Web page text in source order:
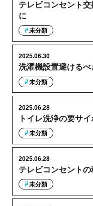
テレビコンセント
に
未分類
洗濯機設置避ける
2025.06.30
未分類
トイレ洗浄の要サ
2025.06.28
未分類
テレビコンセント
2025.06.28
未分類